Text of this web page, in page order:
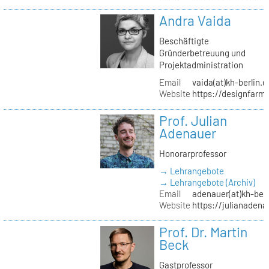
Andra Vaida
Beschäftigte
Gründerbetreuung und
Projektadministration
Email
vaida(at)kh-
Website https://
Prof. Julian
Adenauer
Honorarprofessor
→ Lehrangebote
→ Lehrangebote (Archiv)
Email
adenauer(at)kh-
Website https://
Prof. Dr. Martin
Beck
Gastprofessor